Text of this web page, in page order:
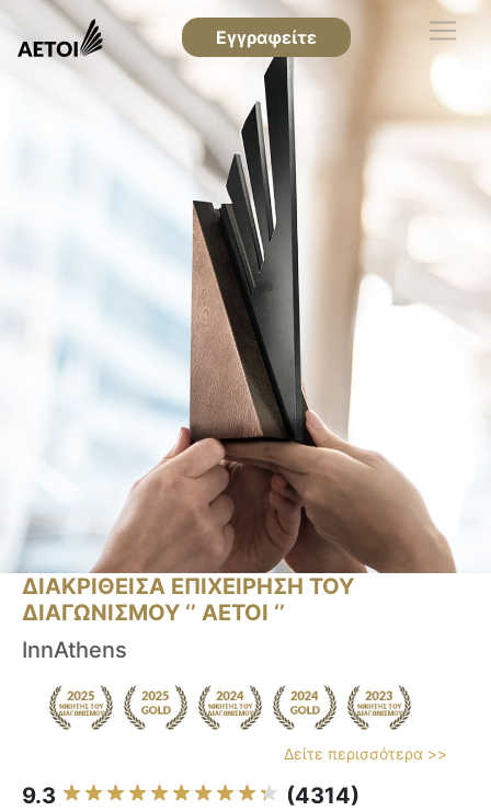
Εγγραφείτε
ΔΙΑΚΡΙΘΕΙΣΑ ΕΠΙΧΕΙΡΗΣΗ ΤΟΥ
ΔΙΑΓΩΝΙΣΜΟΥ ‘’ ΑΕΤΟΙ ‘’
InnAthens
Δείτε περισσότερα >>
9.3 (4314)